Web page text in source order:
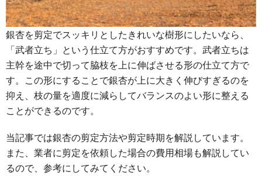
銀杏を剪定でスッキリとしたきれいな樹形にしたいなら、
「武者立ち」という仕立て方がおすすめです。武者立ちは
主幹を途中で切って脇枝を上に伸ばさせる形の仕立て方で
す。この形にすることで銀杏が上に大きく伸びすぎるのを
抑え、枝の量を適度に減らしてバランスのよい形に整える
ことができるのです。
当記事では銀杏の剪定方法や剪定時期を解説しています。
また、業者に剪定を依頼した場合の費用相場も解説してい
るので、参考にしてみてください。